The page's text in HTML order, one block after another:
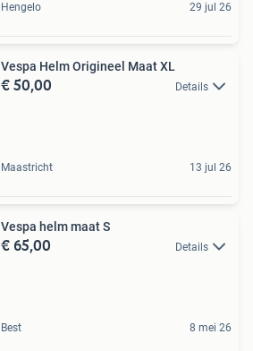
Hengelo 29 jul 26
Vespa Helm Origineel Maat XL
€ 50,00 Details
Maastricht 13 jul 26
Vespa helm maat S
€ 65,00 Details
Best 8 mei 26